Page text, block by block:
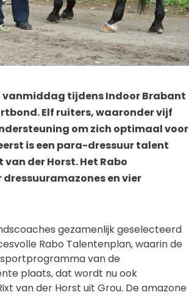
vanmiddag tijdens Indoor Brabant
Elf ruiters, waaronder vijf
om zich optimaal voor
is een para-dressuur talent
der Horst. Het Rabo
en vier
gezamenlijk geselecteerd
Rabo Talentenplan, waarin de
van de
plaats, dat wordt nu ook
van der Horst uit Grou. De amazone